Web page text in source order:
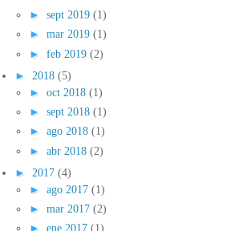
► sept 2019 (1)
► mar 2019 (1)
► feb 2019 (2)
► 2018 (5)
► oct 2018 (1)
► sept 2018 (1)
► ago 2018 (1)
► abr 2018 (2)
► 2017 (4)
► ago 2017 (1)
► mar 2017 (2)
► ene 2017 (1)